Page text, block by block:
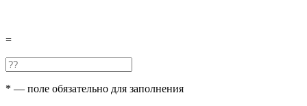
=
* — поле обязательно для заполнения